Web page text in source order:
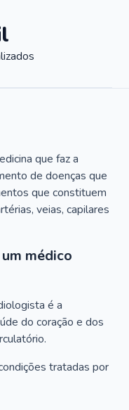
que faz a
de doenças que
que constituem
veias, capilares
médico
é a
do coração e dos
tratadas por